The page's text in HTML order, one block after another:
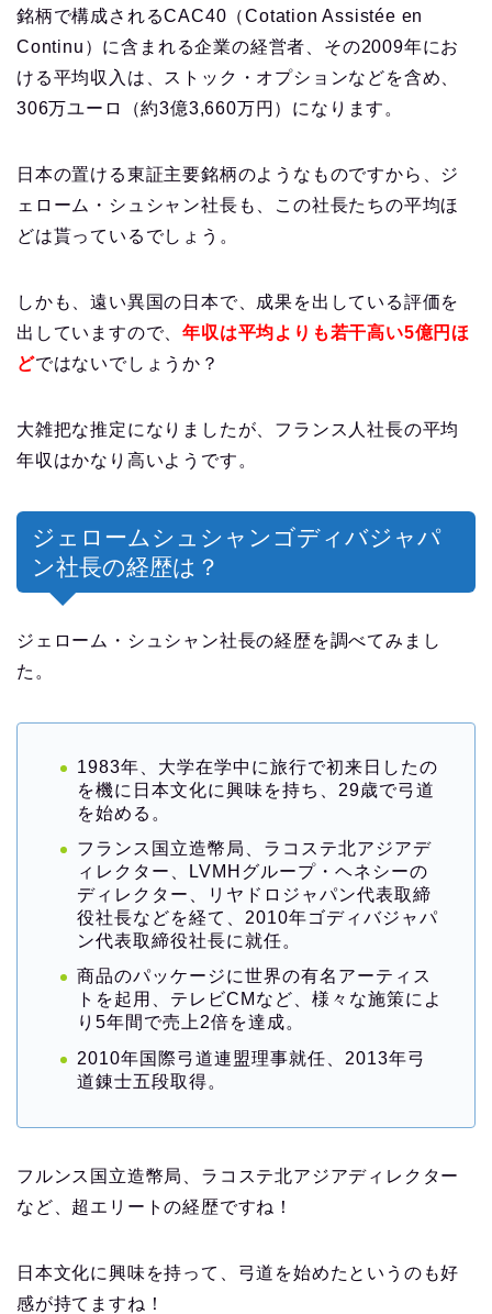
銘柄で構成されるCAC40（Cotation Assistée en
Continu）に含まれる企業の経営者、その2009年にお
ける平均収入は、ストック・オプションなどを含め、
306万ユーロ（約3億3,660万円）になります。
日本の置ける東証主要銘柄のようなものですから、ジ
ェローム・シュシャン社長も、この社長たちの平均ほ
どは貰っているでしょう。
しかも、遠い異国の日本で、成果を出している評価を
出していますので、年収は平均よりも若干高い5億円ほ
どではないでしょうか？
大雑把な推定になりましたが、フランス人社長の平均
年収はかなり高いようです。
ジェロームシュシャンゴディバジャパ
ン社長の経歴は？
ジェローム・シュシャン社長の経歴を調べてみまし
た。
1983年、大学在学中に旅行で初来日したの
を機に日本文化に興味を持ち、29歳で弓道
を始める。
フランス国立造幣局、ラコステ北アジアデ
ィレクター、LVMHグループ・ヘネシーの
ディレクター、リヤドロジャパン代表取締
役社長などを経て、2010年ゴディバジャパ
ン代表取締役社長に就任。
商品のパッケージに世界の有名アーティス
トを起用、テレビCMなど、様々な施策によ
り5年間で売上2倍を達成。
2010年国際弓道連盟理事就任、2013年弓
道錬士五段取得。
フルンス国立造幣局、ラコステ北アジアディレクター
など、超エリートの経歴ですね！
日本文化に興味を持って、弓道を始めたというのも好
感が持てますね！